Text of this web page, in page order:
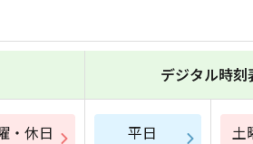
デジタル時刻
・休日 平日 土